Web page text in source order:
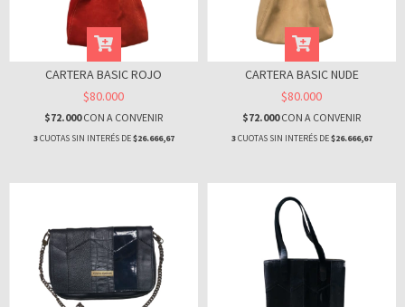
CARTERA BASIC ROJO
$80.000
$72.000CON A CONVENIR
3CUOTAS SIN INTERÉS DE$26.666,67
CARTERA BASIC NUDE
$80.000
$72.000CON A CONVENIR
3CUOTAS SIN INTERÉS DE$26.666,67